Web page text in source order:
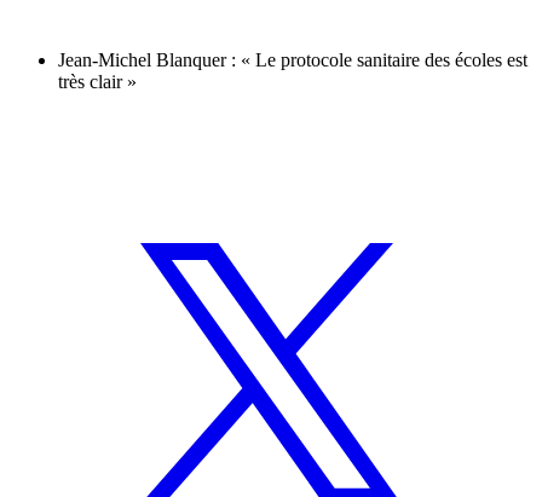
Jean-Michel Blanquer : « Le protocole sanitaire des écoles est
très clair »